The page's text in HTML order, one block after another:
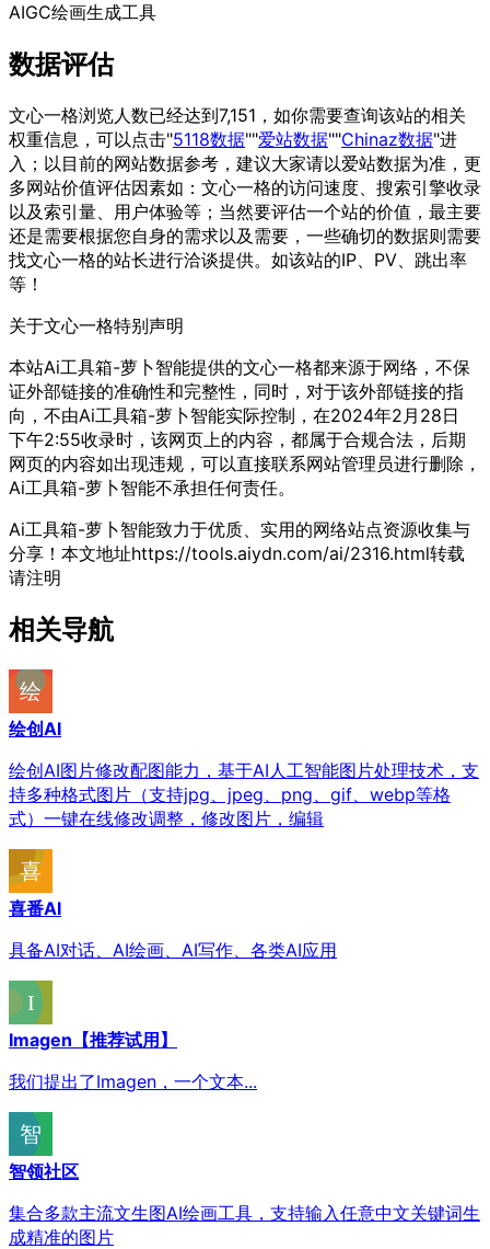
AIGC绘画生成工具
数据评估
文心一格浏览人数已经达到7,151，如你需要查询该站的相关
权重信息，可以点击"5118数据""爱站数据""Chinaz数据"进
入；以目前的网站数据参考，建议大家请以爱站数据为准，更
多网站价值评估因素如：文心一格的访问速度、搜索引擎收录
以及索引量、用户体验等；当然要评估一个站的价值，最主要
还是需要根据您自身的需求以及需要，一些确切的数据则需要
找文心一格的站长进行洽谈提供。如该站的IP、PV、跳出率
等！
关于文心一格特别声明
本站Ai工具箱-萝卜智能提供的文心一格都来源于网络，不保
证外部链接的准确性和完整性，同时，对于该外部链接的指
向，不由Ai工具箱-萝卜智能实际控制，在2024年2月28日
下午2:55收录时，该网页上的内容，都属于合规合法，后期
网页的内容如出现违规，可以直接联系网站管理员进行删除，
Ai工具箱-萝卜智能不承担任何责任。
Ai工具箱-萝卜智能致力于优质、实用的网络站点资源收集与
分享！ 本文地址https://tools.aiydn.com/ai/2316.html转载
请注明
相关导航
绘创AI
绘创AI图片修改配图能力，基于AI人工智能图片处理技术，支
持多种格式图片（支持jpg、jpeg、png、gif、webp等格
式）一键在线修改调整，修改图片，编辑
喜番AI
具备AI对话、AI绘画、AI写作、各类AI应用
Imagen【推荐试用】
我们提出了Imagen，一个文本...
智领社区
集合多款主流文生图AI绘画工具，支持输入任意中文关键词生
成精准的图片